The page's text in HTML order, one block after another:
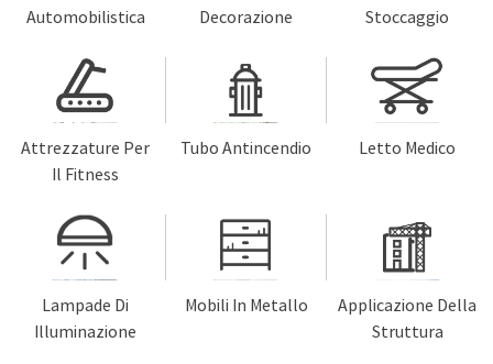
Automobilistica
Decorazione
Stoccaggio
Attrezzature Per
Il Fitness
Tubo Antincendio Letto Medico
Lampade Di
Illuminazione
Mobili In Metallo
Applicazione Della
Struttura